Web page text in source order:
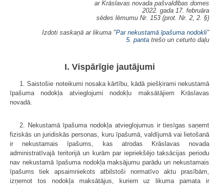
ar Krāslavas novada pašvaldības domes
2022. gada 17. februāra
sēdes lēmumu Nr. 153 (prot. Nr. 2, 2. §)
Izdoti saskaņā ar likuma "Par nekustamā īpašuma nodokli"
5. panta trešo un ceturto daļu
I. Vispārīgie jautājumi
1. Saistošie noteikumi nosaka kārtību, kādā piešķirami nekustamā
īpašuma nodokļa atvieglojumi nodokļu maksātājiem Krāslavas
novadā.
2. Nekustamā īpašuma nodokļa atvieglojumus ir tiesīgas saņemt
fiziskās un juridiskās personas, kuru īpašumā, valdījumā vai lietošanā
ir nekustamais īpašums, kas atrodas Krāslavas novada
administratīvajā teritorijā un kurām par iepriekšējo taksācijas periodu
nav nekustamā īpašuma nodokļa maksājumu parādu un nekustamais
īpašums tiek apsaimniekots atbilstoši normatīvo aktu prasībām,
izņemot tos nodokļa maksātājus, kuriem uz likuma pamata ir